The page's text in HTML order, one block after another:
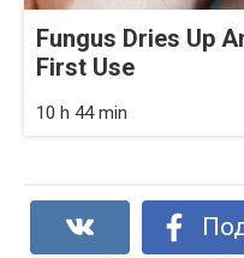
Fungus Dries Up
First Use
10 h 44 min